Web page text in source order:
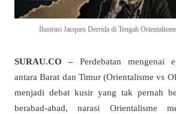
Ilustrasi Jacques Derrida di Tengah
SURAU.CO – Perdebatan mengenai
antara Barat dan Timur (Orientalisme vs
menjadi debat kusir yang tak pernah
berabad-abad, narasi Orientalisme